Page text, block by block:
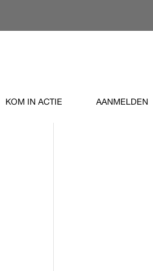
KOM IN ACTIE AANMELDEN